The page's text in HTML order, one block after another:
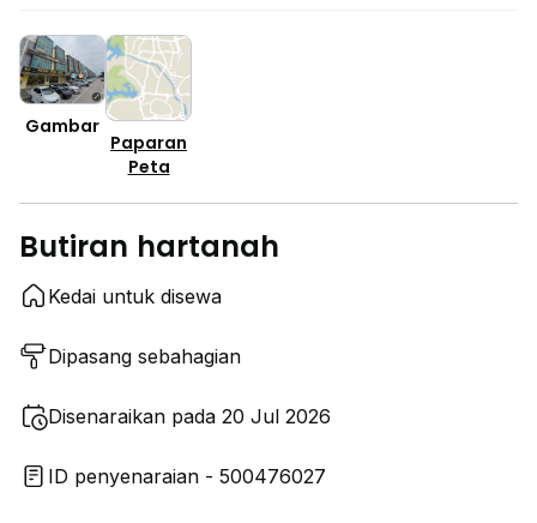
Gambar
Paparan
Peta
Butiran hartanah
Kedai untuk disewa
Dipasang sebahagian
Disenaraikan pada 20 Jul 2026
ID penyenaraian - 500476027